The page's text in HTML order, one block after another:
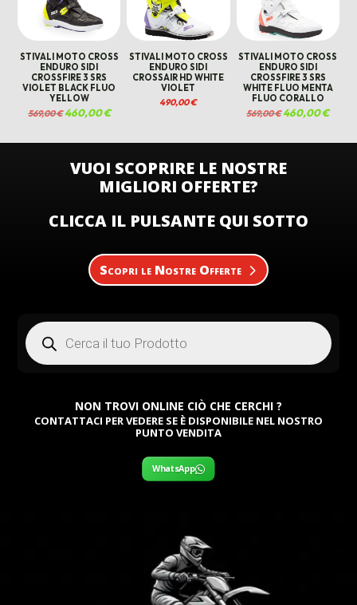
STIVALI MOTO CROSS
ENDURO SIDI
CROSSFIRE 3 SRS
VIOLET BLACK FLUO
YELLOW
569,00€Il
prezzo
569,00 €.
460,00€Il
prezzo
460,00 €.
STIVALI MOTO CROSS
ENDURO SIDI
CROSSAIR HD WHITE
VIOLET
490,00€
STIVALI MOTO CROSS
ENDURO SIDI
CROSSFIRE 3 SRS
WHITE FLUO MENTA
FLUO CORALLO
569,00€Il
prezzo
569,00 €.
460,00€Il
prezzo
VUOI SCOPRIRE LE NOSTRE
MIGLIORI OFFERTE?
CLICCA IL PULSANTE QUI SOTTO
Scopri le Nostre Offerte
Products
search
NON TROVI ONLINE CIÒ CHE CERCHI ?
CONTATTACI PER VEDERE SE È DISPONIBILE NEL NOSTRO
PUNTO VENDITA
WhatsApp